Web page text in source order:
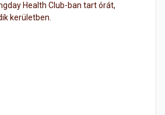
Health Club-ban tart órát,
kerületben.